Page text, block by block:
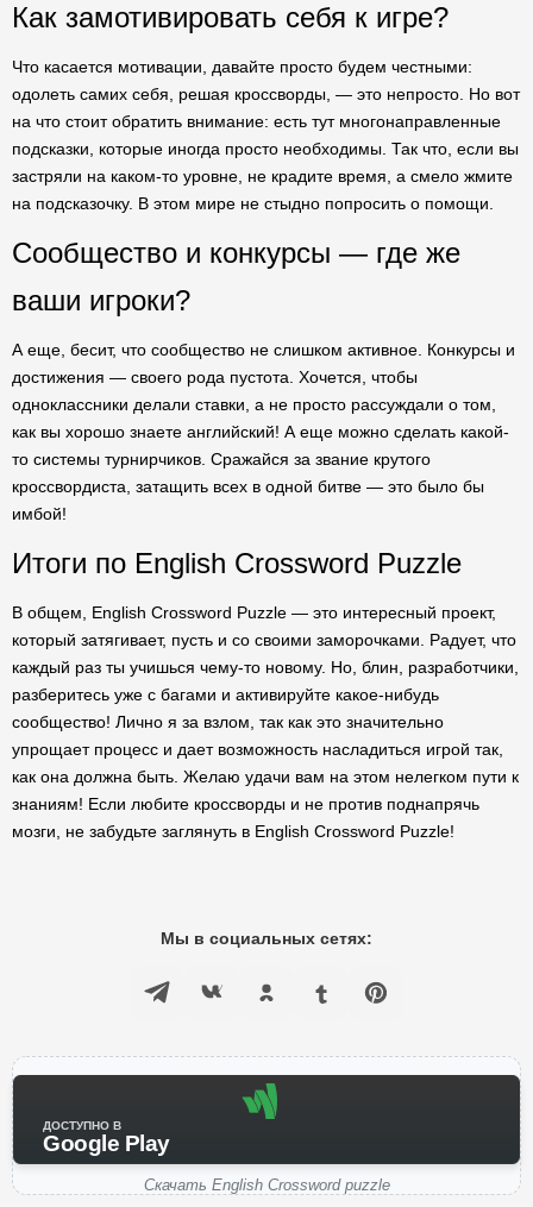
Как замотивировать себя к игре?
Что касается мотивации, давайте просто будем честными:
одолеть самих себя, решая кроссворды, — это непросто. Но вот
на что стоит обратить внимание: есть тут многонаправленные
подсказки, которые иногда просто необходимы. Так что, если вы
застряли на каком-то уровне, не крадите время, а смело жмите
на подсказочку. В этом мире не стыдно попросить о помощи.
Сообщество и конкурсы — где же
ваши игроки?
А еще, бесит, что сообщество не слишком активное. Конкурсы и
достижения — своего рода пустота. Хочется, чтобы
одноклассники делали ставки, а не просто рассуждали о том,
как вы хорошо знаете английский! А еще можно сделать какой-
то системы турнирчиков. Сражайся за звание крутого
кроссвордиста, затащить всех в одной битве — это было бы
имбой!
Итоги по English Crossword Puzzle
В общем, English Crossword Puzzle — это интересный проект,
который затягивает, пусть и со своими заморочками. Радует, что
каждый раз ты учишься чему-то новому. Но, блин, разработчики,
разберитесь уже с багами и активируйте какое-нибудь
сообщество! Лично я за взлом, так как это значительно
упрощает процесс и дает возможность насладиться игрой так,
как она должна быть. Желаю удачи вам на этом нелегком пути к
знаниям! Если любите кроссворды и не против поднапрячь
мозги, не забудьте заглянуть в English Crossword Puzzle!
Мы в социальных сетях:
ДОСТУПНО В
Google Play
Скачать English Crossword puzzle